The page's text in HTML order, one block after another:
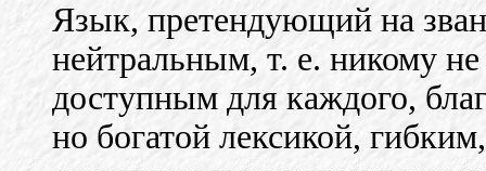
Язык, претендующий на
нейтральным, т. е. никому
доступным для каждого,
но богатой лексикой,